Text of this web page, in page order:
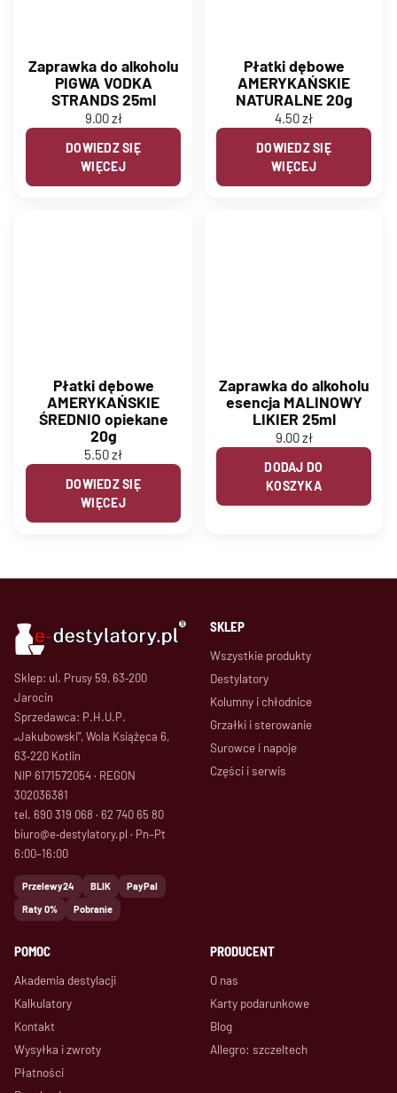
Zaprawka do alkoholu
PIGWA VODKA
STRANDS 25ml
9.00zł
DOWIEDZ SIĘ
WIĘCEJ
Płatki dębowe
AMERYKAŃSKIE
NATURALNE 20g
4.50zł
DOWIEDZ SIĘ
WIĘCEJ
Płatki dębowe
AMERYKAŃSKIE
ŚREDNIO opiekane
20g
5.50zł
DOWIEDZ SIĘ
WIĘCEJ
Zaprawka do alkoholu
esencja MALINOWY
LIKIER 25ml
9.00zł
DODAJ DO
KOSZYKA
Sklep: ul. Prusy 59, 63‑200
Jarocin
Sprzedawca: P.H.U.P.
„Jakubowski”, Wola Książęca 6,
63‑220 Kotlin
NIP 6171572054 · REGON
302036381
tel. 690 319 068 · 62 740 65 80
biuro@e‑destylatory.pl · Pn–Pt
6:00–16:00
Przelewy24 BLIK
PayPal
Raty 0%
Pobranie
SKLEP
Wszystkie produkty
Destylatory
Kolumny i chłodnice
Grzałki i sterowanie
Surowce i napoje
Części i serwis
POMOC
Akademia destylacji
Kalkulatory
Kontakt
Wysyłka i zwroty
Płatności
PRODUCENT
O nas
Karty podarunkowe
Blog
Allegro: szczeltech